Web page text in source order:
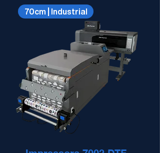
70cm | Industrial